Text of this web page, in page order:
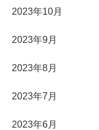
2023年10月
2023年9月
2023年8月
2023年7月
2023年6月